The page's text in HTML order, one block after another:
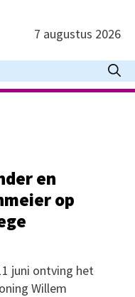
7 augustus 2026
en
op
juni ontving het
Willem